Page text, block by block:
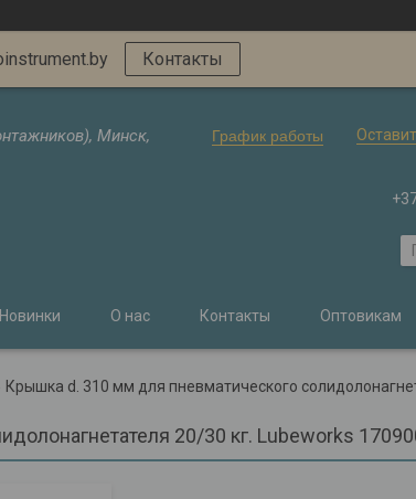
Контакты
Минск,
График работы
Новинки О нас Контакты Оптовикам
20/30 кг. Lubeworks